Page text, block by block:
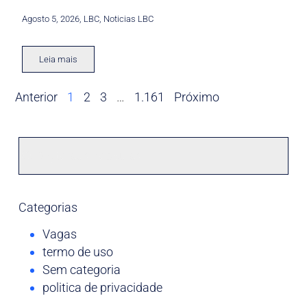
Agosto 5, 2026 LBC Noticias LBC
Leia mais
Anterior 1 2 3 … 1.161 Próximo
Categorias
Vagas
termo de uso
Sem categoria
politica de privacidade